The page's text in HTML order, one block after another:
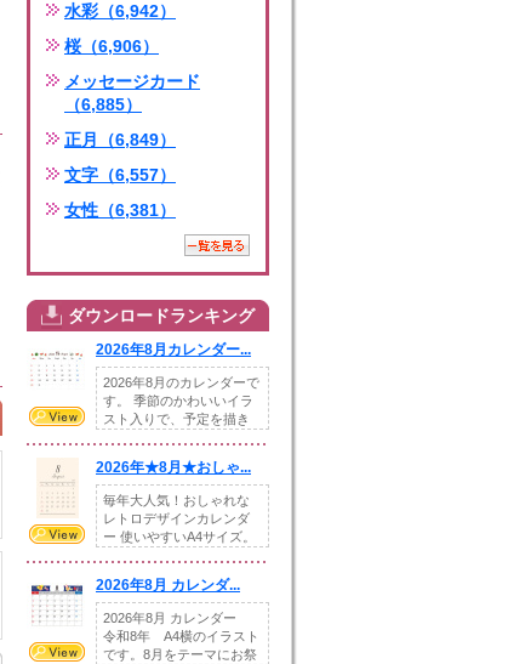
水彩（6,942）
桜（6,906）
メッセージカード
（6,885）
正月（6,849）
文字（6,557）
女性（6,381）
ダウンロードランキング
2026年8月カレンダー...
2026年8月のカレンダーで
す。 季節のかわいいイラ
スト入りで、予定を描き
2026年★8月★おしゃ...
毎年大人気！おしゃれな
レトロデザインカレンダ
ー 使いやすいA4サイズ。
2026年8月 カレンダ...
2026年8月 カレンダー
令和8年 A4横のイラスト
です。8月をテーマにお祭